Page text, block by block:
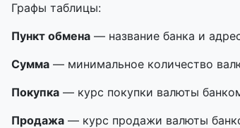
Графы таблицы:
Пункт обмена — название банка и
Сумма — минимальное количество
Покупка — курс покупки валюты
Продажа — курс продажи валюты